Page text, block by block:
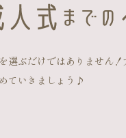
選ぶだけではありません
ていきましょう♪